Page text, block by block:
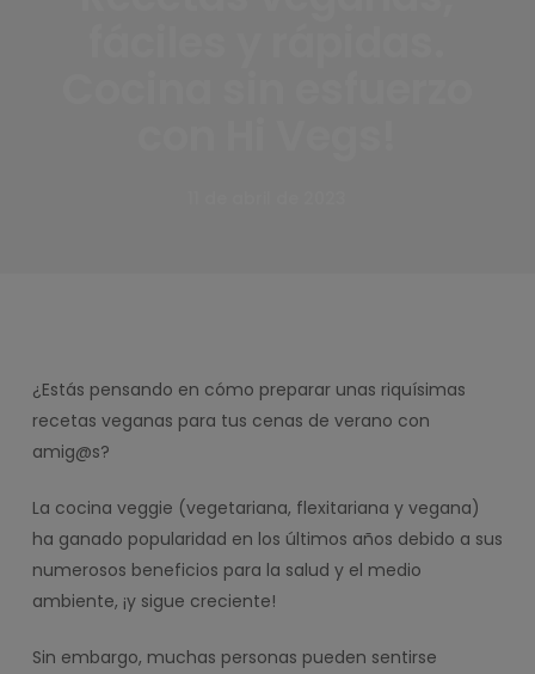
¿Estás pensando en cómo preparar unas riquísimas
recetas veganas para tus cenas de verano con
amig@s?
La cocina veggie (vegetariana, flexitariana y vegana)
ha ganado popularidad en los últimos años debido a sus
numerosos beneficios para la salud y el medio
ambiente, ¡y sigue creciente!
Sin embargo, muchas personas pueden sentirse